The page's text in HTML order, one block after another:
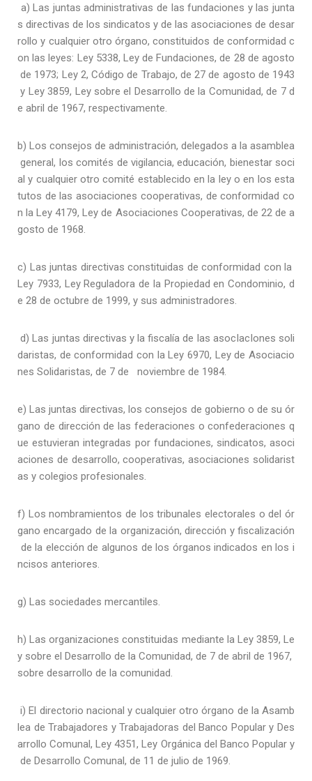
a) Las juntas administrativas de las fundaciones y las junta
s directivas de los sindicatos y de las asociaciones de desar
rollo y cualquier otro órgano, constituidos de conformidad c
on las leyes: Ley 5338, Ley de Fundaciones, de 28 de agosto
de 1973; Ley 2, Código de Trabajo, de 27 de agosto de 1943
y Ley 3859, Ley sobre el Desarrollo de la Comunidad, de 7 d
e abril de 1967, respectivamente.
b) Los consejos de administración, delegados a la asamblea
general, los comités de vigilancia, educación, bienestar soci
al y cualquier otro comité establecido en la ley o en los esta
tutos de las asociaciones cooperativas, de conformidad co
n la Ley 4179, Ley de Asociaciones Cooperativas, de 22 de a
gosto de 1968.
c) Las juntas directivas constituidas de conformidad con la
Ley 7933, Ley Reguladora de la Propiedad en Condominio, d
e 28 de octubre de 1999, y sus administradores.
d) Las juntas directivas y la fiscalía de las asocIacIones soli
daristas, de conformidad con la Ley 6970, Ley de Asociacio
nes Solidaristas, de 7 de noviembre de 1984.
e) Las juntas directivas, los consejos de gobierno o de su ór
gano de dirección de las federaciones o confederaciones q
ue estuvieran integradas por fundaciones, sindicatos, asoci
aciones de desarrollo, cooperativas, asociaciones solidarist
as y colegios profesionales.
f) Los nombramientos de los tribunales electorales o del ór
gano encargado de la organización, dirección y fiscalización
de la elección de algunos de los órganos indicados en los i
ncisos anteriores.
g) Las sociedades mercantiles.
h) Las organizaciones constituidas mediante la Ley 3859, Le
y sobre el Desarrollo de la Comunidad, de 7 de abril de 1967,
sobre desarrollo de la comunidad.
i) El directorio nacional y cualquier otro órgano de la Asamb
lea de Trabajadores y Trabajadoras del Banco Popular y Des
arrollo Comunal, Ley 4351, Ley Orgánica del Banco Popular y
de Desarrollo Comunal, de 11 de julio de 1969.